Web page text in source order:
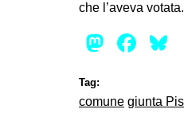
che l’aveva votata.
Tag:
comune giunta